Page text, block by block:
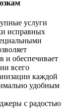
услуги
исправных
и обеспечивает
всего
каждой
удобным
с радостью